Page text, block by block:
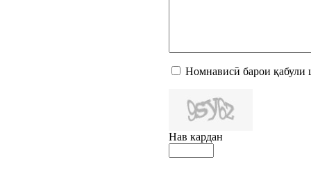
Номнависӣ барои қабули
Нав кардан